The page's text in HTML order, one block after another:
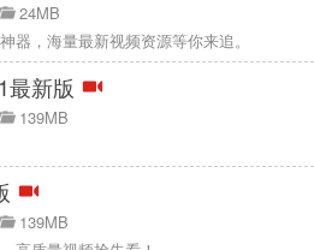
24MB
器，海量最新视频资源等你来追。
最新版
139MB
139MB